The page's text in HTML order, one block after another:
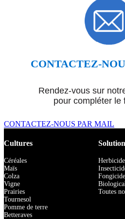
CONTACTEZ-
Rendez-vous sur
pour compléter le
CONTACTEZ-NOUS PAR MAIL
Cultures
Céréales
Maïs
Colza
Vigne
Prairies
Tournesol
Pomme de terre
Betteraves
Toutes